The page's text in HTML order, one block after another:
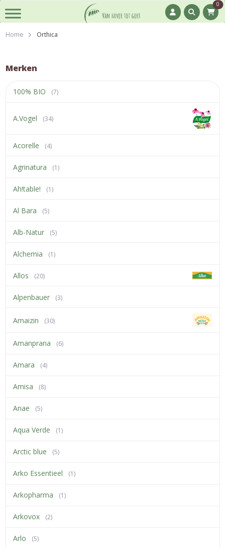
0
Home Orthica
Merken
100% BIO (7)
A.Vogel (34)
Acorelle (4)
Agrinatura (1)
Ah!table! (1)
Al Bara (5)
Alb-Natur (5)
Alchemia (1)
Allos (20)
Alpenbauer (3)
Amaizin (30)
Amanprana (6)
Amara (4)
Amisa (8)
Anae (5)
Aqua Verde (1)
Arctic blue (5)
Arko Essentieel (1)
Arkopharma (1)
Arkovox (2)
Arlo (5)